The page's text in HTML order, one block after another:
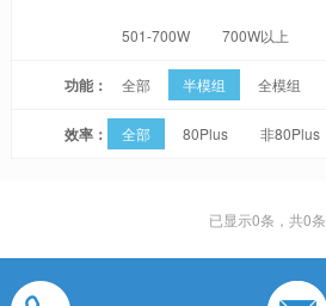
501-700W 700W以上
功能： 全部 半模组 全模组
效率： 全部 80Plus 非80Plus
已显示0条，共0条